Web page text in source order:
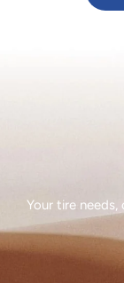
Your tire